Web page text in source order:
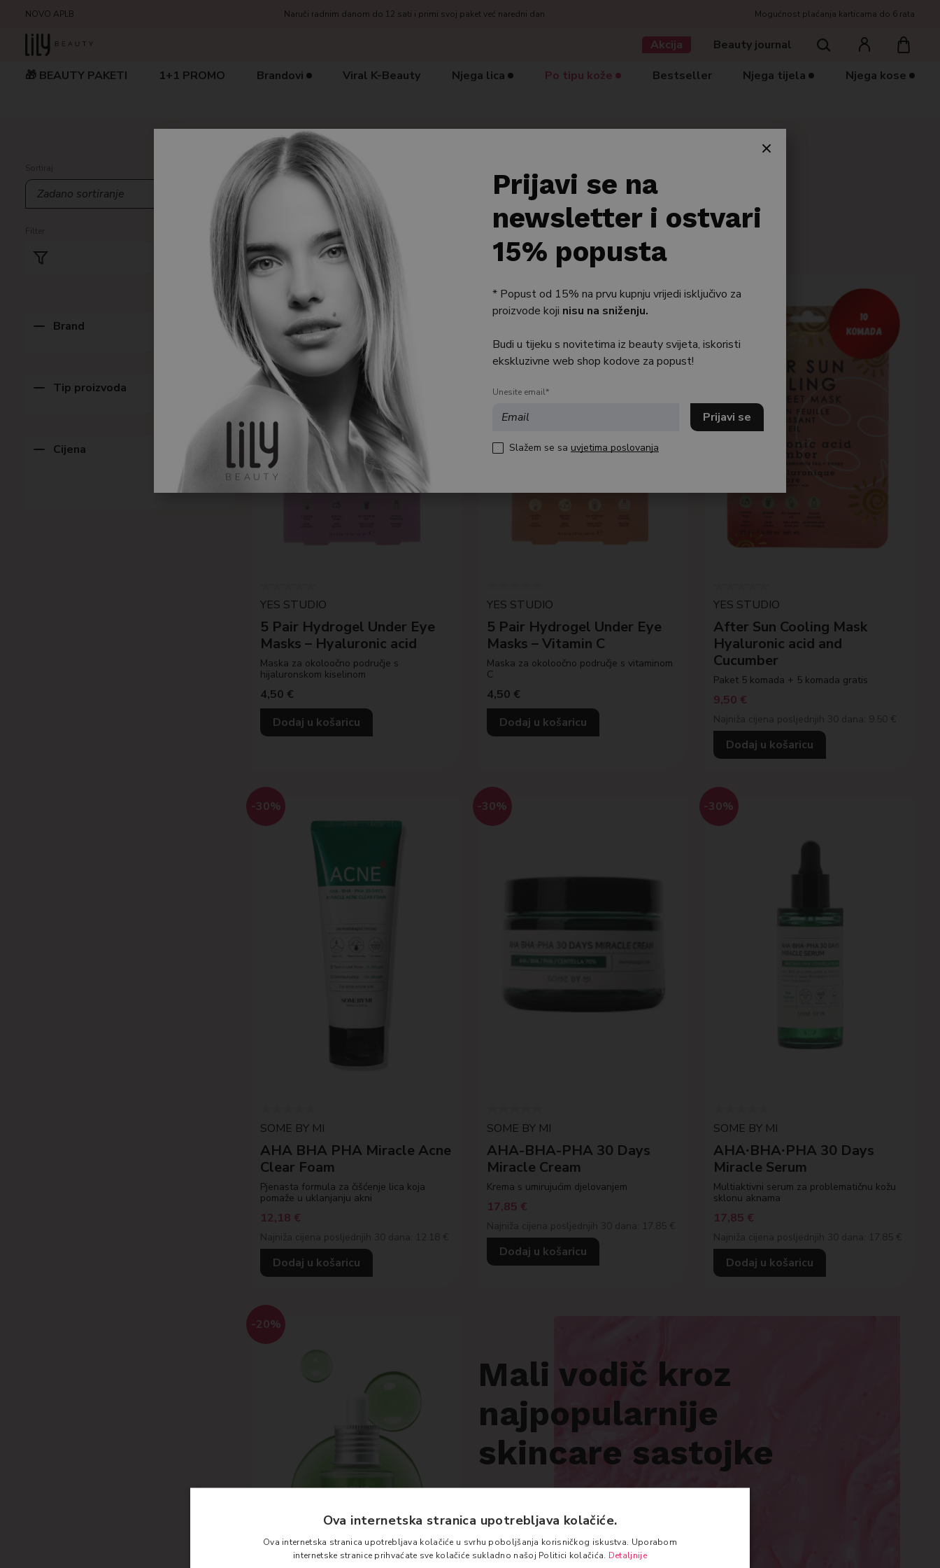
NOVO APLB Naruči radnim danom do 12 sati i primi svoj paket već naredni dan Mogućnost plaćanja karticama do 6 rata
Traziti
Akcija
Beauty journal
🎁 BEAUTY PAKETI
1+1 PROMO Brandovi Viral K-Beauty Njega lica Po tipu kože Bestseller Njega tijela Njega kose
Home Proizvodi /
Osjetljiva koža
Sortiraj
Filter
Resetiraj
Brand
Tip proizvoda
Cijena
Prikazujemo 1–14 od 245 rezultata
YES STUDIO
5 Pair Hydrogel Under Eye
Masks – Hyaluronic acid
Maska za okoloočno područje s
hijaluronskom kiselinom
4,50 €
Dodaj u košaricu
YES STUDIO
5 Pair Hydrogel Under Eye
Masks – Vitamin C
Maska za okoloočno područje s vitaminom
C
4,50 €
Dodaj u košaricu
YES STUDIO
After Sun Cooling Mask
Hyaluronic acid and
Cucumber
Paket 5 komada + 5 komada gratis
9,50 €
Najniža cijena posljednjih 30 dana: 9.50 €
Dodaj u košaricu
-30%
SOME BY MI
AHA BHA PHA Miracle Acne
Clear Foam
Pjenasta formula za čišćenje lica koja
pomaže u uklanjanju akni
12,18 €
Najniža cijena posljednjih 30 dana: 12.18 €
Dodaj u košaricu
-30%
SOME BY MI
AHA-BHA-PHA 30 Days
Miracle Cream
Krema s umirujućim djelovanjem
17,85 €
Najniža cijena posljednjih 30 dana: 17.85 €
Dodaj u košaricu
-30%
SOME BY MI
AHA∙BHA∙PHA 30 Days
Miracle Serum
Multiaktivni serum za problematičnu kožu
sklonu aknama
17,85 €
Najniža cijena posljednjih 30 dana: 17.85 €
Dodaj u košaricu
Mali vodič kroz
najpopularnije
skincare sastojke
Personalizirajte svoju beauty rutinu
-20%
Prijavi se na
newsletter i ostvari
15% popusta
* Popust od 15% na prvu kupnju vrijedi isključivo za
proizvode koji nisu na sniženju.
Budi u tijeku s novitetima iz beauty svijeta, iskoristi
ekskluzivne web shop kodove za popust!
Unesite email*
Slažem se sa uvjetima poslovanja
Ova internetska stranica upotrebljava kolačiće.
Ova internetska stranica upotrebljava kolačiće u svrhu poboljšanja korisničkog iskustva. Uporabom
internetske stranice prihvaćate sve kolačiće sukladno našoj Politici kolačića. Detaljnije